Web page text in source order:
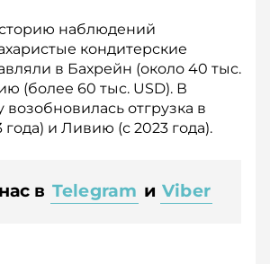
наблюдений
кондитерские
в Бахрейн (около 40 тыс.
(более 60 тыс. USD). В
отгрузка в
и Ливию (с 2023 года).
в Telegram и Viber